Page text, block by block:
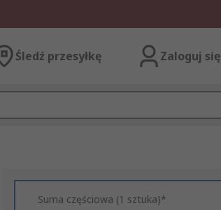
Śledź przesyłkę Zaloguj się
Suma częściowa (1 sztuka)*